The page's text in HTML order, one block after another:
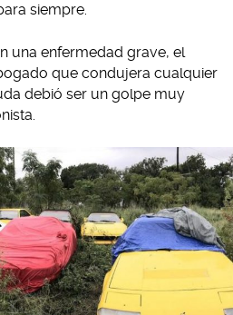
siempre.
una enfermedad grave, el
que condujera cualquier
debió ser un golpe muy